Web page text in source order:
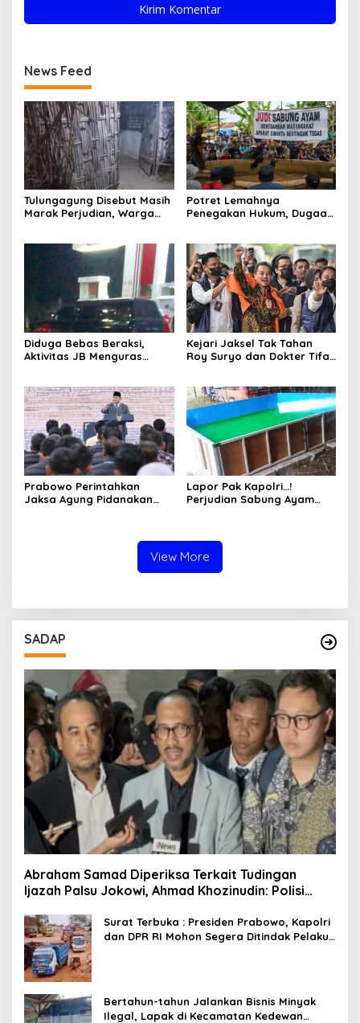
News Feed
Tulungagung Disebut Masih
Marak Perjudian, Warga
Potret Lemahnya
Penegakan Hukum, Dugaan
Diduga Bebas Beraksi,
Aktivitas JB Menguras
Warga
Kejari Jaksel Tak Tahan
Roy Suryo dan Dokter Tifa,
Hukum
Prabowo Perintahkan
Jaksa Agung Pidanakan
Lapor Pak Kapolri…!
Perjudian Sabung Ayam
Aparat dan Media
View More
SADAP
Abraham Samad Diperiksa Terkait Tudingan
Ijazah Palsu Jokowi, Ahmad Khozinudin: Polisi
Surat Terbuka : Presiden Prabowo, Kapolri
dan DPR RI Mohon Segera Ditindak Pelaku
Bertahun-tahun Jalankan Bisnis Minyak
Ilegal, Lapak di Kecamatan Kedewan